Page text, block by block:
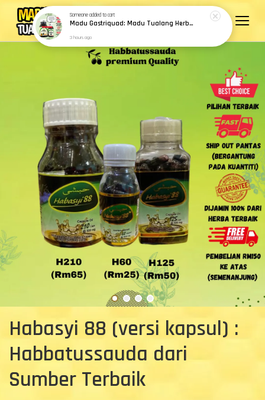
Habasyi 88 (versi kapsul) :
Habbatussauda dari
Sumber Terbaik
Someoneadded to cart
Madu Gastriquad: Madu Tualang Herba baik untuk Masalah perut
3 hours ago